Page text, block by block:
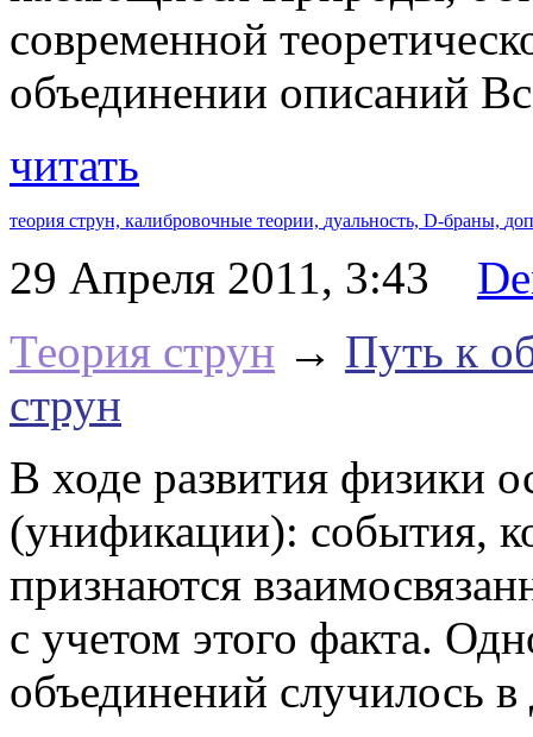
современной
объединении описаний
читать
теория струн, калибровочные теории, дуальность, D-браны,
29 Апреля 2011, 3:43
Теория струн → Путь к
струн
В ходе развития физики
(унификации): события,
признаются
с учетом этого факта.
объединений случилось в